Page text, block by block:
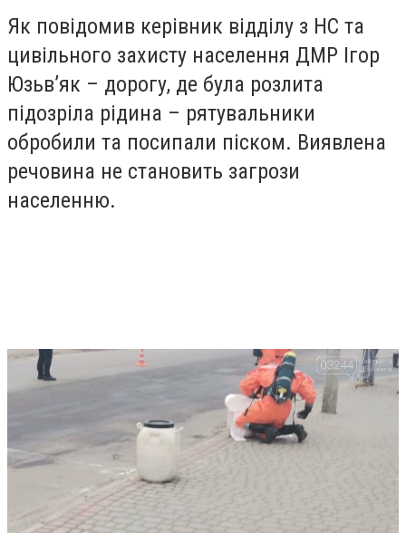
Як повідомив керівник відділу з НС та
цивільного захисту населення ДМР Ігор
Юзьв’як – дорогу, де була розлита
підозріла рідина – рятувальники
обробили та посипали піском. Виявлена
речовина не становить загрози
населенню.